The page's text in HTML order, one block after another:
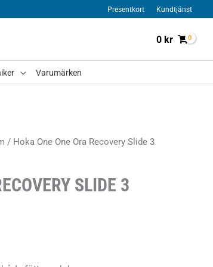
Presentkort Kundtjänst
0 kr
Varumärken
/ Hoka One One Ora Recovery Slide 3
SLIDE 3